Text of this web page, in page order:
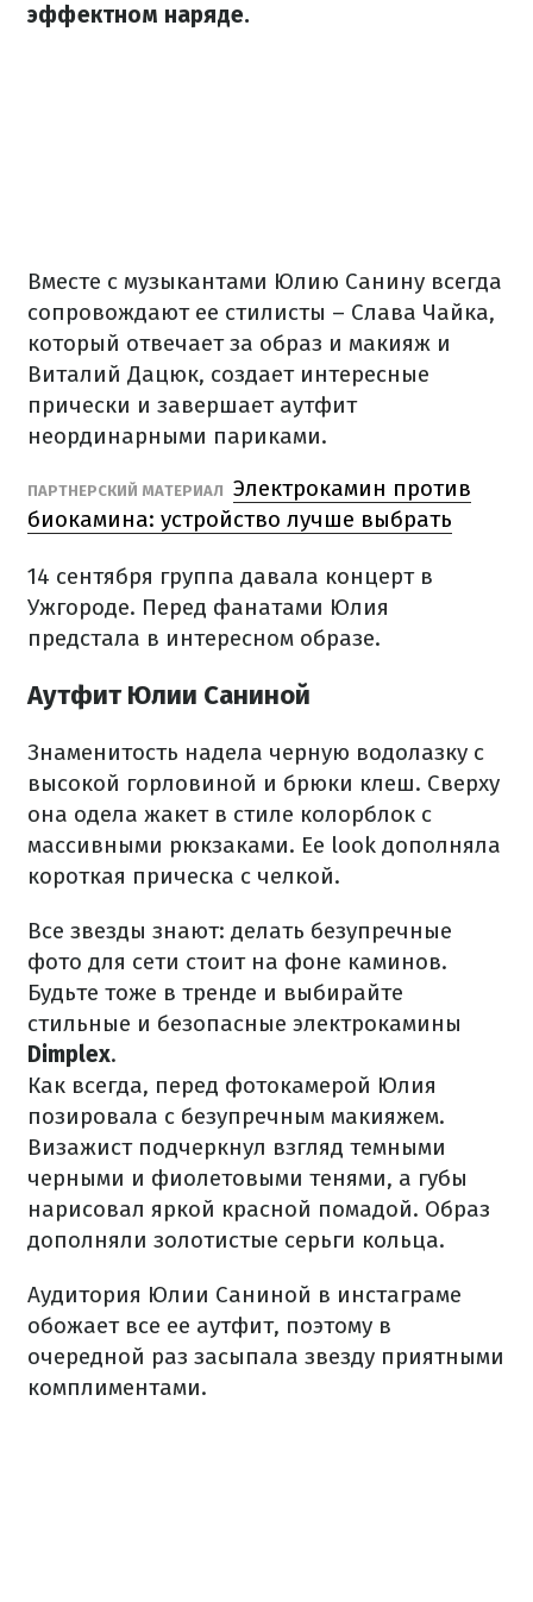
эффектном наряде.
Вместе с музыкантами Юлию Санину всегда
сопровождают ее стилисты – Слава Чайка,
который отвечает за образ и макияж и
Виталий Дацюк, создает интересные
прически и завершает аутфит
неординарными париками.
ПАРТНЕРСКИЙ МАТЕРИАЛ Электрокамин против
биокамина: устройство лучше выбрать
14 сентября группа давала концерт в
Ужгороде. Перед фанатами Юлия
предстала в интересном образе.
Аутфит Юлии Саниной
Знаменитость надела черную водолазку с
высокой горловиной и брюки клеш. Сверху
она одела жакет в стиле колорблок с
массивными рюкзаками. Ее look дополняла
короткая прическа с челкой.
Все звезды знают: делать безупречные
фото для сети стоит на фоне каминов.
Будьте тоже в тренде и выбирайте
стильные и безопасные электрокамины
Dimplex.
Как всегда, перед фотокамерой Юлия
позировала с безупречным макияжем.
Визажист подчеркнул взгляд темными
черными и фиолетовыми тенями, а губы
нарисовал яркой красной помадой. Образ
дополняли золотистые серьги кольца.
Аудитория Юлии Саниной в инстаграме
обожает все ее аутфит, поэтому в
очередной раз засыпала звезду приятными
комплиментами.